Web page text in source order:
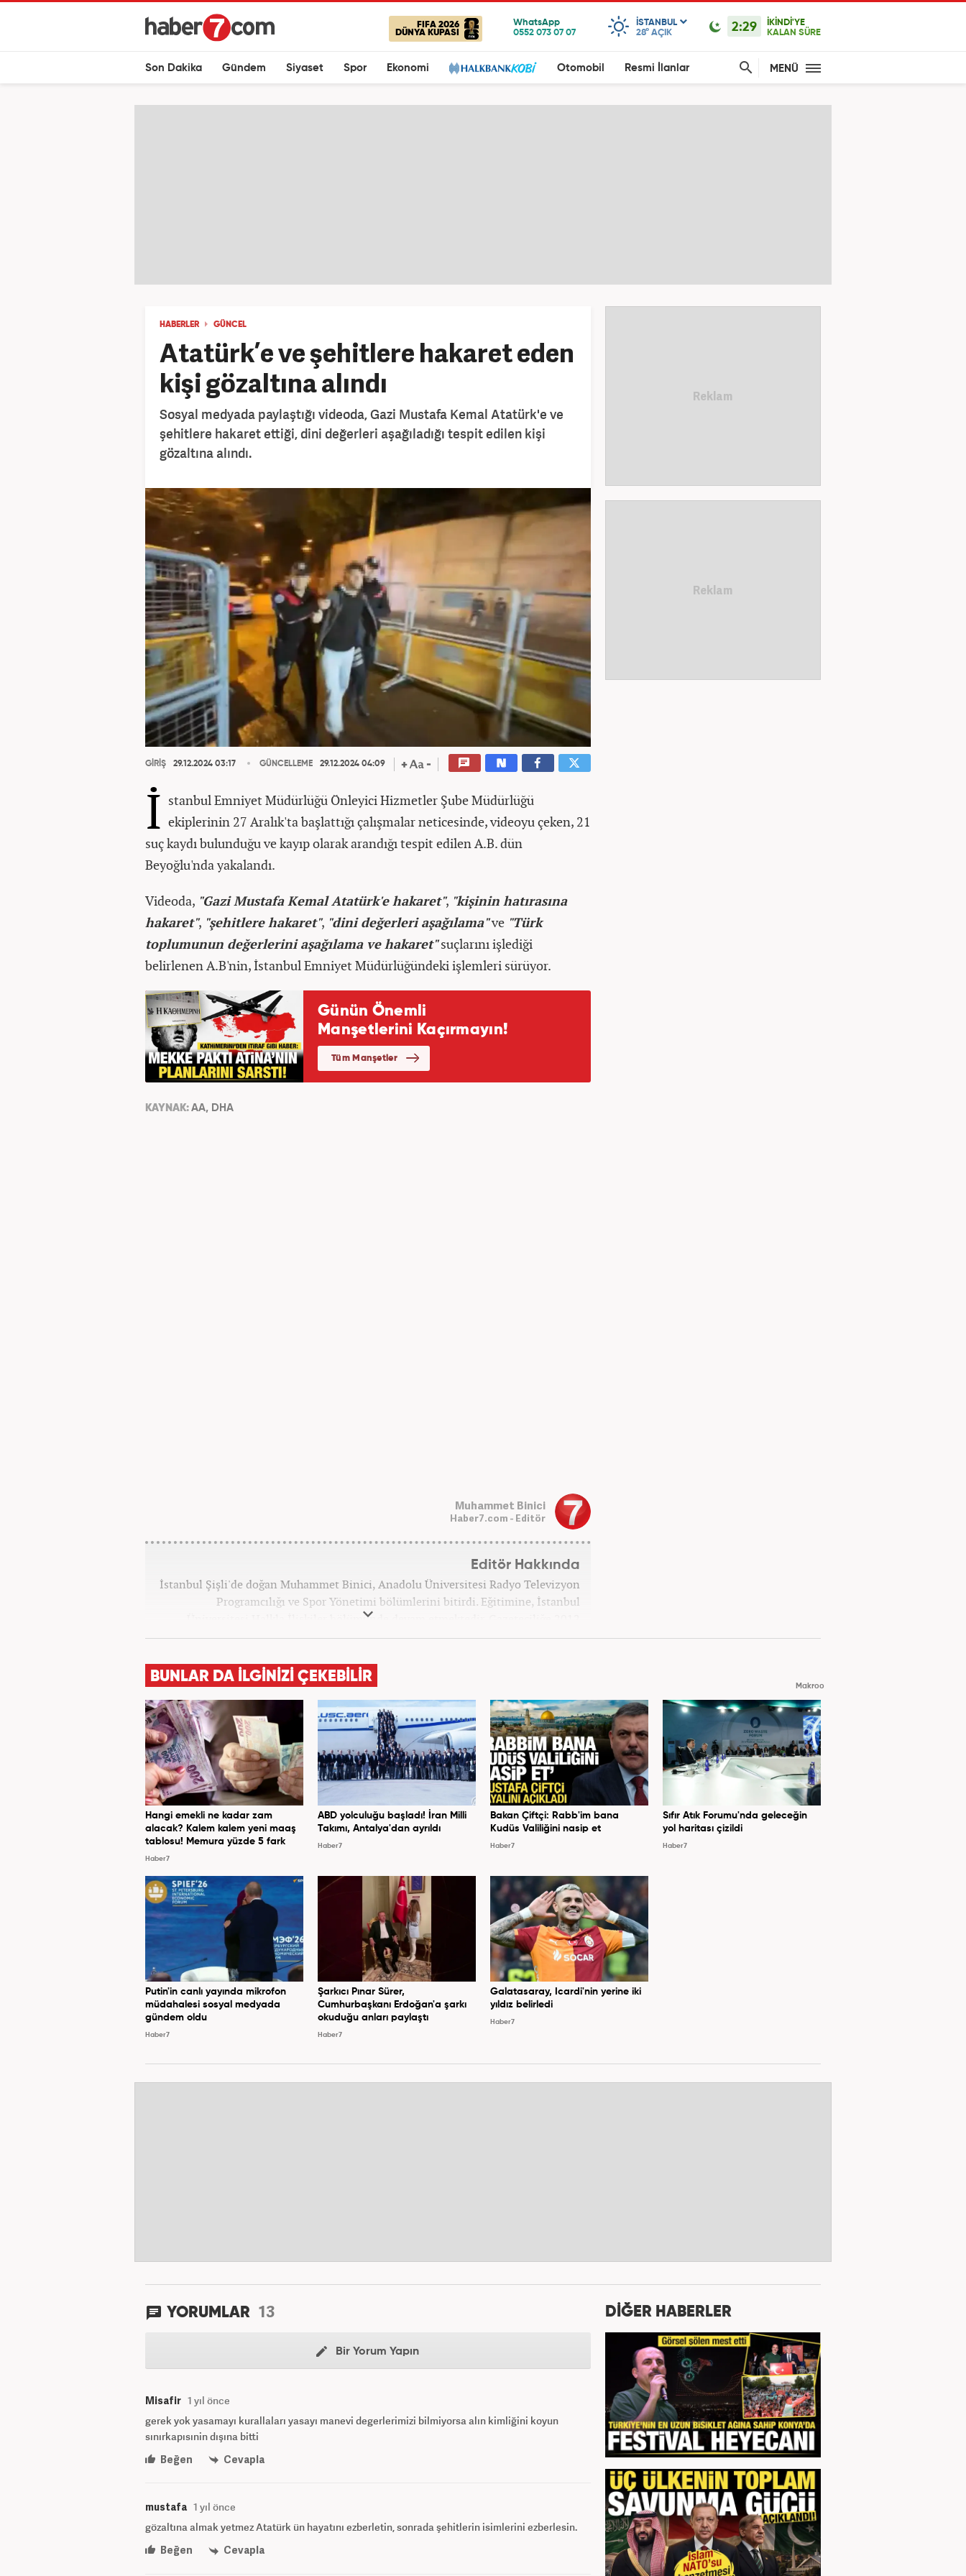
FIFA 2026
DÜNYA KUPASI
ISTANBUL
28° AÇIK 2:29
İKİNDİ'YE
KALAN SÜRE
Son Dakika Gündem Siyaset Spor Ekonomi Otomobil Resmi İlanlar MENÜ
HABERLER GÜNCEL
Atatürk’e ve şehitlere hakaret eden
kişi gözaltına alındı
Sosyal medyada paylaştığı videoda, Gazi Mustafa Kemal Atatürk'e ve
şehitlere hakaret ettiği, dini değerleri aşağıladığı tespit edilen kişi
gözaltına alındı.
GİRİŞ 29.12.2024 03:17 GÜNCELLEME 29.12.2024 04:09
İ stanbul Emniyet Müdürlüğü Önleyici Hizmetler Şube Müdürlüğü
ekiplerinin 27 Aralık'ta başlattığı çalışmalar neticesinde, videoyu çeken, 21
suç kaydı bulunduğu ve kayıp olarak arandığı tespit edilen A.B. dün
Beyoğlu'nda yakalandı.
Videoda, "Gazi Mustafa Kemal Atatürk'e hakaret", "kişinin hatırasına
hakaret", "şehitlere hakaret", "dini değerleri aşağılama"ve "Türk
toplumunun değerlerini aşağılama ve hakaret"suçlarını işlediği
belirlenen A.B'nin, İstanbul Emniyet Müdürlüğündeki işlemleri sürüyor.
KAYNAK: AA, DHA
Muhammet Binici
Haber7.com - Editör
Editör Hakkında
İstanbul Şişli'de doğan Muhammet Binici, Anadolu Üniversitesi Radyo Televizyon
Programcılığı ve Spor Yönetimi bölümlerini bitirdi. Eğitimine, İstanbul
Üniversitesi Halkla İlişkiler bölümünde devam etmektedir. Gazeteciliğe 2012
yılında yerel haber siteleri ve yerel gazetelerde başladı. Gündem, Magazin
muhabirlik yaptıktan sonra, 2020 Eylül itibariyle Haber7'de 'Gündem Editörü'
BUNLAR DA İLGİNİZİ ÇEKEBİLİR
Makroo
Hangi emekli ne kadar zam
alacak? Kalem kalem yeni maaş
tablosu! Memura yüzde 5 fark
Haber7
ABD yolculuğu başladı! İran Milli
Takımı, Antalya'dan ayrıldı
Haber7
Bakan Çiftçi: Rabb'im bana
Kudüs Valiliğini nasip et
Haber7
Sıfır Atık Forumu'nda geleceğin
yol haritası çizildi
Haber7
Putin'in canlı yayında mikrofon
müdahalesi sosyal medyada
gündem oldu
Haber7
Şarkıcı Pınar Sürer,
Cumhurbaşkanı Erdoğan'a şarkı
okuduğu anları paylaştı
Haber7
Galatasaray, Icardi'nin yerine iki
yıldız belirledi
Haber7
YORUMLAR 13
Bir Yorum Yapın
Misafir 1 yıl önce
gerek yok yasamayı kurallaları yasayı manevi degerlerimizi bilmiyorsa alın kimliğini koyun
sınırkapısınin dışına bitti
Beğen
Cevapla
mustafa 1 yıl önce
gözaltına almak yetmez Atatürk ün hayatını ezberletin, sonrada şehitlerin isimlerini ezberlesin.
Beğen
Cevapla
DİĞER HABERLER